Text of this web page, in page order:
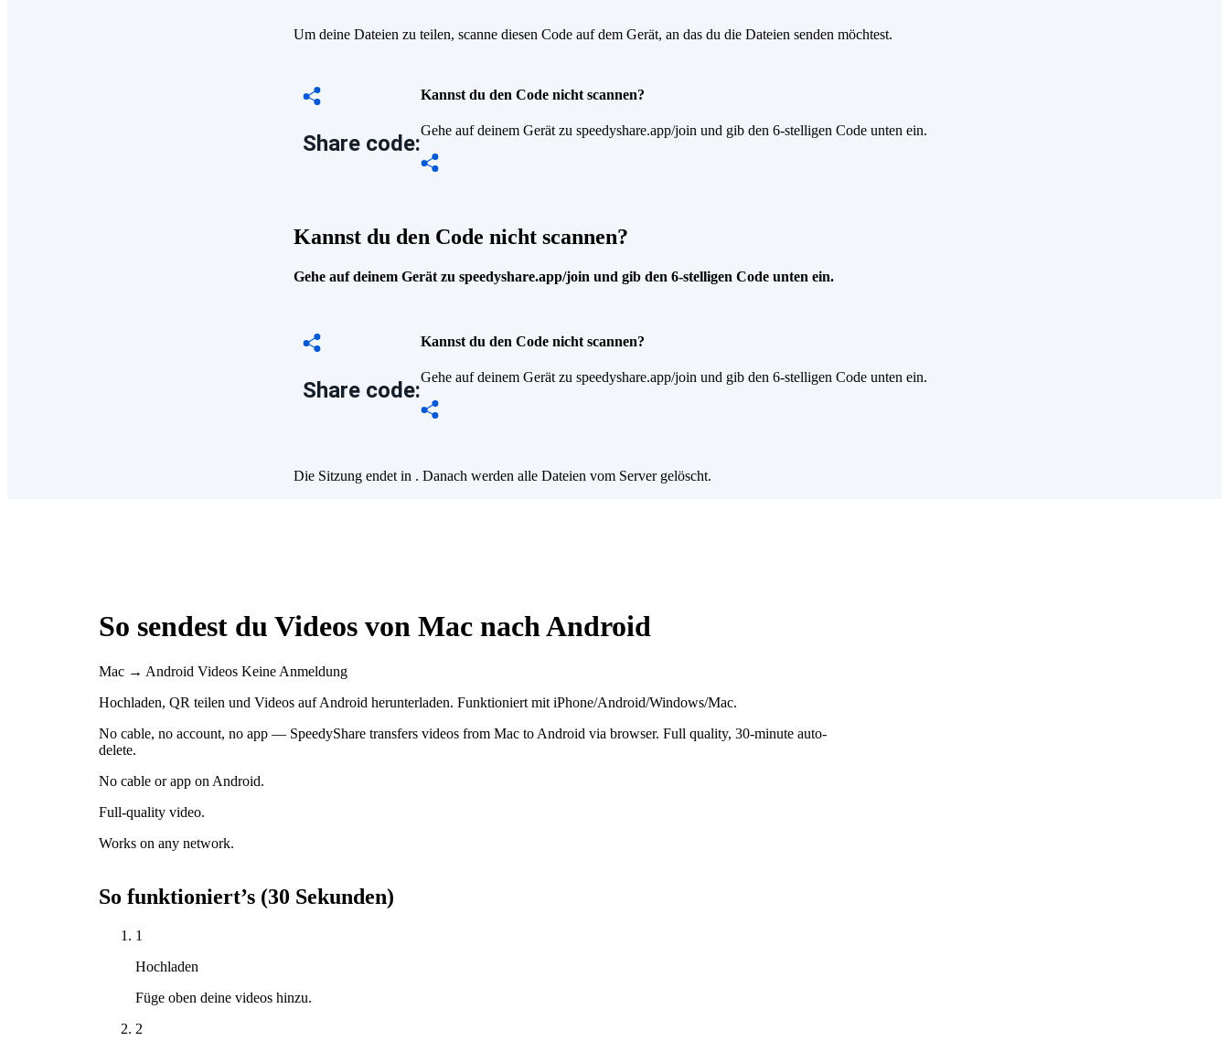
Um deine Dateien zu teilen, scanne diesen Code auf dem Gerät, an das du die Dateien senden möchtest.
Share code:
Kannst du den Code nicht scannen?
Gehe auf deinem Gerät zu speedyshare.app/join und gib den 6-stelligen Code unten ein.
Kannst du den Code nicht scannen?
Gehe auf deinem Gerät zu speedyshare.app/join und gib den 6-stelligen Code unten ein.
Share code:
Kannst du den Code nicht scannen?
Gehe auf deinem Gerät zu speedyshare.app/join und gib den 6-stelligen Code unten ein.
Die Sitzung endet in . Danach werden alle Dateien vom Server gelöscht.
So sendest du Videos von Mac nach Android
Mac → Android Videos Keine Anmeldung
Hochladen, QR teilen und Videos auf Android herunterladen. Funktioniert mit iPhone/Android/Windows/Mac.
No cable, no account, no app — SpeedyShare transfers videos from Mac to Android via browser. Full quality, 30-minute auto-
delete.
No cable or app on Android.
Full-quality video.
Works on any network.
So funktioniert’s (30 Sekunden)
1
Hochladen
Füge oben deine videos hinzu.
2